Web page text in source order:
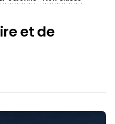
et de